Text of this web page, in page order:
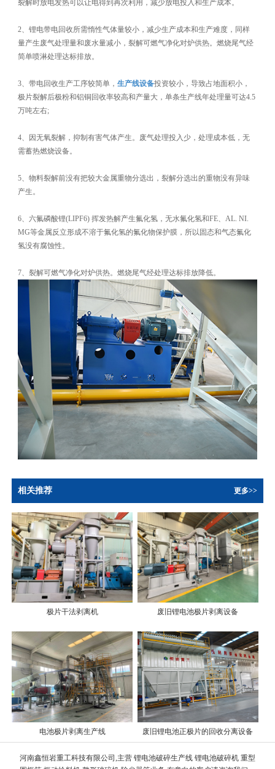
裂解时放电发热可以让电得到再次利用，减少放电投入和生产成本。
2、锂电带电回收所需惰性气体量较小，减少生产成本和生产难度，同样
量产生废气处理量和废水量减小，裂解可燃气净化对炉供热。燃烧尾气经
简单喷淋处理达标排放。
3、带电回收生产工序较简单，生产线设备投资较小，导致占地面积小，
极片裂解后极粉和铝铜回收率较高和产量大，单条生产线年处理量可达4.5
万吨左右;
4、因无氧裂解，抑制有害气体产生。废气处理投入少，处理成本低，无
需蓄热燃烧设备。
5、物料裂解前没有把较大金属重物分选出，裂解分选出的重物没有异味
产生。
6、六氟磷酸锂(LIPF6) 挥发热解产生氟化氢，无水氟化氢和FE、AL. NI.
MG等金属反立形成不溶于氟化氢的氟化物保护膜，所以固态和气态氟化
氢没有腐蚀性。
7、裂解可燃气净化对炉供热。燃烧尾气经处理达标排放降低。
相关推荐 更多>>
极片干法剥离机 废旧锂电池极片剥离设备
电池极片剥离生产线 废旧锂电池正极片的回收分离设备
河南鑫恒岩重工科技有限公司,主营 锂电池破碎生产线 锂电池破碎机 重型